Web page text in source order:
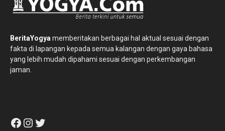
BeritaYogya memberitakan berbagai hal aktual sesuai dengan
fakta di lapangan kepada semua kalangan dengan gaya bahasa
yang lebih mudah dipahami sesuai dengan perkembangan
jaman.
Facebook
Instagram
Twitter